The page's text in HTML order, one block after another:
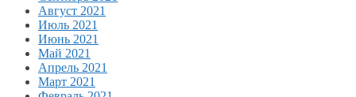
Август 2021
Июль 2021
Июнь 2021
Май 2021
Апрель 2021
Март 2021